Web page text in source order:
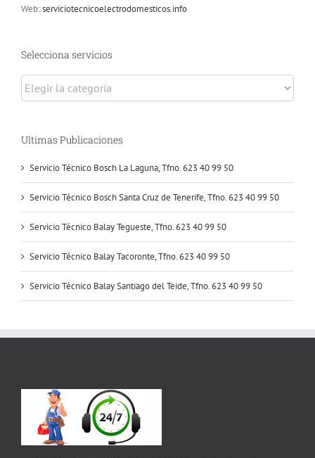
Web:serviciotecnicoelectrodomesticos.info
Selecciona servicios
Selecciona
servicios
Ultimas Publicaciones
Servicio Técnico Bosch La Laguna, Tfno. 623 40 99 50
Servicio Técnico Bosch Santa Cruz de Tenerife, Tfno. 623 40 99 50
Servicio Técnico Balay Tegueste, Tfno. 623 40 99 50
Servicio Técnico Balay Tacoronte, Tfno. 623 40 99 50
Servicio Técnico Balay Santiago del Teide, Tfno. 623 40 99 50